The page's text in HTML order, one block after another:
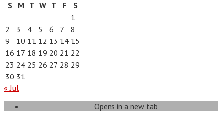
S
M T W T F
S
1
2
3 4 5 6 7
8
9
10 11 12 13 14 15
16 17 18 19 20 21 22
23 24 25 26 27 28 29
30 31
« Jul
Opens in a new tab